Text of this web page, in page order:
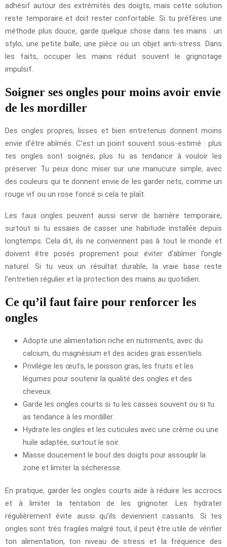
adhésif autour des extrémités des doigts, mais cette solution
reste temporaire et doit rester confortable. Si tu préfères une
méthode plus douce, garde quelque chose dans tes mains : un
stylo, une petite balle, une pièce ou un objet anti-stress. Dans
les faits, occuper les mains réduit souvent le grignotage
impulsif.
Soigner ses ongles pour moins avoir envie
de les mordiller
Des ongles propres, lisses et bien entretenus donnent moins
envie d’être abîmés. C’est un point souvent sous-estimé : plus
tes ongles sont soignés, plus tu as tendance à vouloir les
préserver. Tu peux donc miser sur une manucure simple, avec
des couleurs qui te donnent envie de les garder nets, comme un
rouge vif ou un rose foncé si cela te plaît.
Les faux ongles peuvent aussi servir de barrière temporaire,
surtout si tu essaies de casser une habitude installée depuis
longtemps. Cela dit, ils ne conviennent pas à tout le monde et
doivent être posés proprement pour éviter d’abîmer l’ongle
naturel. Si tu veux un résultat durable, la vraie base reste
l’entretien régulier et la protection des mains au quotidien.
Ce qu’il faut faire pour renforcer les
ongles
Adopte une alimentation riche en nutriments, avec du
calcium, du magnésium et des acides gras essentiels.
Privilégie les œufs, le poisson gras, les fruits et les
légumes pour soutenir la qualité des ongles et des
cheveux.
Garde les ongles courts si tu les casses souvent ou si tu
as tendance à les mordiller.
Hydrate les ongles et les cuticules avec une crème ou une
huile adaptée, surtout le soir.
Masse doucement le bout des doigts pour assouplir la
zone et limiter la sécheresse.
En pratique, garder les ongles courts aide à réduire les accrocs
et à limiter la tentation de les grignoter. Les hydrater
régulièrement évite aussi qu’ils deviennent cassants. Si tes
ongles sont très fragiles malgré tout, il peut être utile de vérifier
ton alimentation, ton niveau de stress et la fréquence des